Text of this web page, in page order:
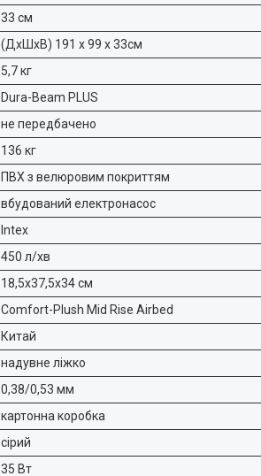
33 см
(ДxШxВ) 191 x 99 x 33см
5,7 кг
Dura-Beam PLUS
не передбачено
136 кг
ПВХ з велюровим покриттям
вбудований електронасос
Intex
450 л/хв
18,5х37,5х34 см
Comfort-Plush Mid Rise Airbed
Китай
надувне ліжко
0,38/0,53 мм
картонна коробка
сірий
35 Вт